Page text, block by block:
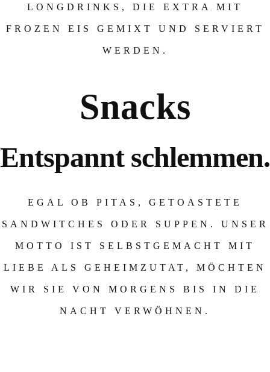
ONGDRINKS, DIE EXTRA MIT F
ROZEN EIS GEMIXT UND SERVIERT W
ERDEN.
Snacks
Entspannt schlemmen.
EGAL OB PITAS, GETOASTETE
SANDWITCHES ODER SUPPEN. UNSER
MOTTO IST SELBSTGEMACHT MIT
LIEBE ALS GEHEIMZUTAT, MÖCHTEN
WIR SIE VON MORGENS BIS IN DIE
NACHT VERWÖHNEN.